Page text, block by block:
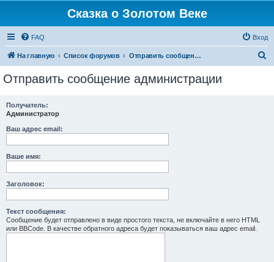
Сказка о Золотом Веке
FAQ Вход
На главную Список форумов Отправить сообщение администрации
Отправить сообщение администрации
Получатель:
Администратор
Ваш адрес email:
Ваше имя:
Заголовок:
Текст сообщения:
Сообщение будет отправлено в виде простого текста, не включайте в него HTML
или BBCode. В качестве обратного адреса будет показываться ваш адрес email.